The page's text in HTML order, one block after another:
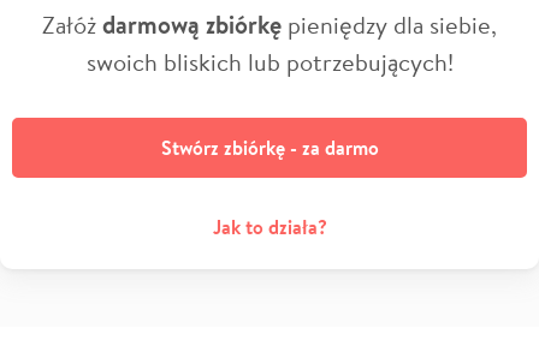
Załóżdarmową zbiórkę pieniędzy dla siebie,
swoich bliskich lub potrzebujących!
Stwórz zbiórkę - za darmo
Jak to działa?